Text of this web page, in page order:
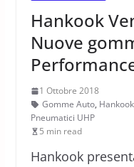
Hankook
Nuove
1 Ottobre 2018
Gomme Auto, Hankook
Pneumatici UHP
5 min read
Hankook